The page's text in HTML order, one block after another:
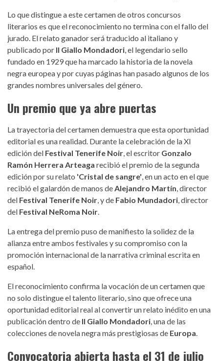
Lo que distingue a este certamen de otros concursos
literarios es que el reconocimiento no termina con el fallo del
jurado. El relato ganador será traducido al italiano y
publicado por Il Giallo Mondadori, el legendario sello
fundado en 1929 que ha marcado la historia de la novela
negra europea y por cuyas páginas han pasado algunos de los
grandes nombres universales del género.
Un premio que ya abre puertas
La trayectoria del certamen demuestra que esta oportunidad
editorial es una realidad. Durante la celebración de la XI
edición del Festival Tenerife Noir, el escritor Gonzalo
Ramón Herrera Arteaga recibió el premio de la segunda
edición por su relato 'Cristal de sangre', en un acto en el que
recibió el galardón de manos deAlejandro Martín, director
del Festival Tenerife Noir, y de Fabio Mundadori, director
del Festival NeRoma Noir.
La entrega del premio puso de manifiesto la solidez de la
alianza entre ambos festivales y su compromiso con la
promoción internacional de la narrativa criminal escrita en
español.
El reconocimiento confirma la vocación de un certamen que
no solo distingue el talento literario, sino que ofrece una
oportunidad editorial real al convertir un relato inédito en una
publicación dentro de Il Giallo Mondadori, una de las
colecciones de novela negra más prestigiosas de Europa.
Convocatoria abierta hasta el 31 de julio